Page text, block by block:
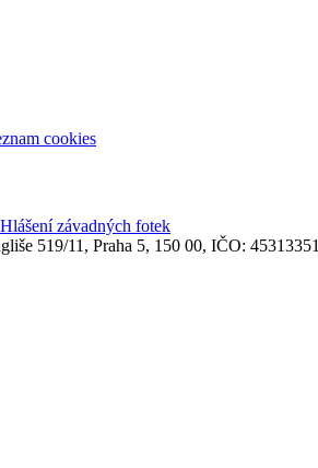
cookies
Hlášení závadných fotek
519/11, Praha 5, 150 00, IČO: 45313351